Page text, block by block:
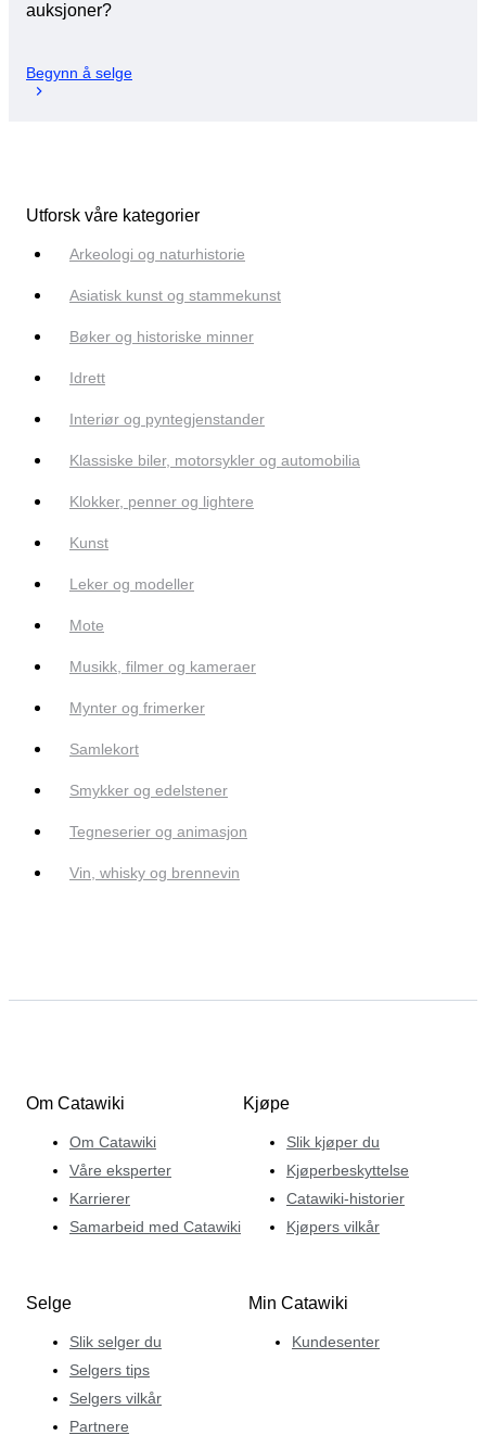
auksjoner?
Begynn å selge
Utforsk våre kategorier
Arkeologi og naturhistorie
Asiatisk kunst og stammekunst
Bøker og historiske minner
Idrett
Interiør og pyntegjenstander
Klassiske biler, motorsykler og automobilia
Klokker, penner og lightere
Kunst
Leker og modeller
Mote
Musikk, filmer og kameraer
Mynter og frimerker
Samlekort
Smykker og edelstener
Tegneserier og animasjon
Vin, whisky og brennevin
Om Catawiki
Om Catawiki
Våre eksperter
Karrierer
Samarbeid med Catawiki
Kjøpe
Slik kjøper du
Kjøperbeskyttelse
Catawiki-historier
Kjøpers vilkår
Selge
Slik selger du
Selgers tips
Selgers vilkår
Partnere
Min Catawiki
Kundesenter